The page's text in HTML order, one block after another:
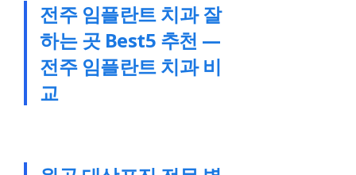
전주 임플란트 치과 잘
하는 곳 Best5 추천 —
전주 임플란트 치과 비
교